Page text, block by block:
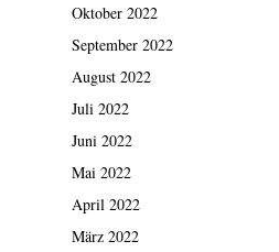
Oktober 2022
September 2022
August 2022
Juli 2022
Juni 2022
Mai 2022
April 2022
März 2022